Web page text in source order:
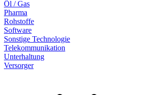
Öl / Gas
Pharma
Rohstoffe
Software
Sonstige Technologie
Telekommunikation
Unterhaltung
Versorger